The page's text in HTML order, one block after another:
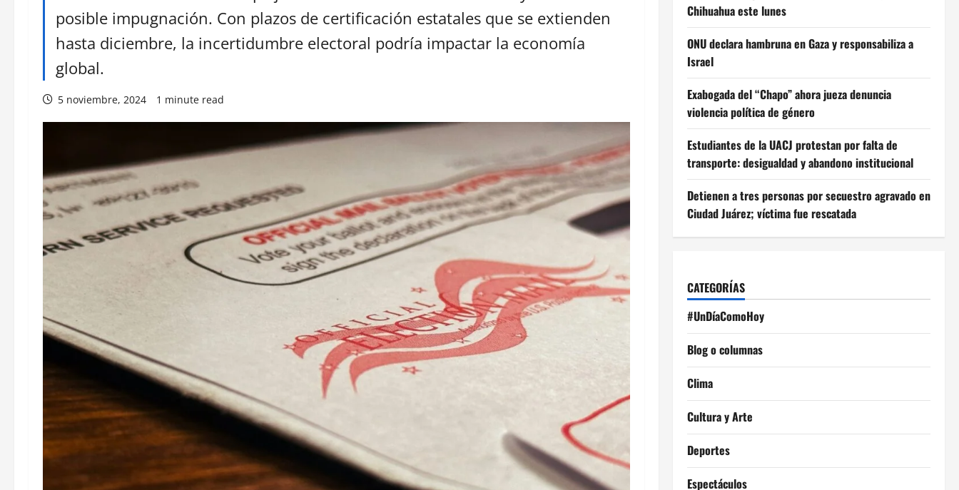
posible impugnación. Con plazos de certificación estatales que se extienden
hasta diciembre, la incertidumbre electoral podría impactar la economía
global.
5 noviembre, 2024 1 minute read
Chihuahua este lunes
ONU declara hambruna en Gaza y responsabiliza a
Israel
Exabogada del “Chapo” ahora jueza denuncia
violencia política de género
Estudiantes de la UACJ protestan por falta de
transporte: desigualdad y abandono institucional
Detienen a tres personas por secuestro agravado en
Ciudad Juárez; víctima fue rescatada
CATEGORÍAS
#UnDíaComoHoy
Blog o columnas
Clima
Cultura y Arte
Deportes
Espectáculos